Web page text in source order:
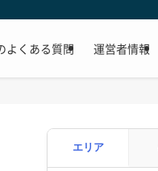
よくある質問 運営者情報
エリア